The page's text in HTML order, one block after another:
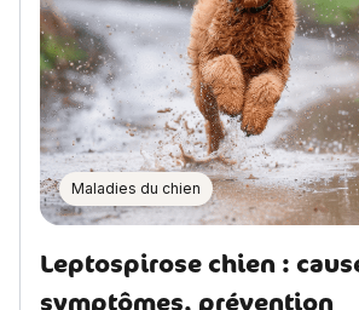
Maladies du chien
Leptospirose chien :
symptômes, prévention